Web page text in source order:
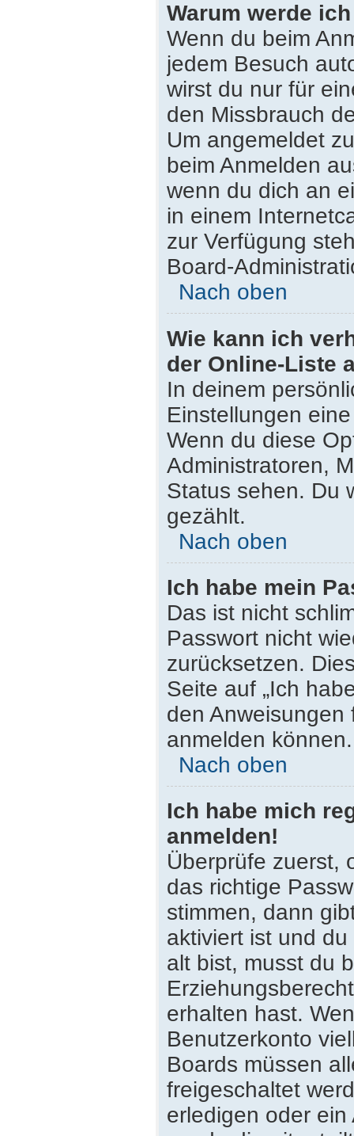
Warum werde
Wenn du beim
jedem Besuch
wirst du nur für
den Missbrauch
Um angemeldet
beim Anmelden
wenn du dich an
in einem
zur Verfügung
Board-
Nach oben
Wie kann ich
der Online-Liste
In deinem
Einstellungen
Wenn du diese
Administratoren,
Status sehen. Du
gezählt.
Nach oben
Ich habe mein
Das ist nicht
Passwort nicht
zurücksetzen.
Seite auf „Ich
den
anmelden können.
Nach oben
Ich habe mich
anmelden!
Überprüfe zuerst,
das richtige
stimmen, dann
aktiviert ist und
alt bist, musst du
erhalten hast.
Benutzerkonto
Boards müssen
freigeschaltet
erledigen oder